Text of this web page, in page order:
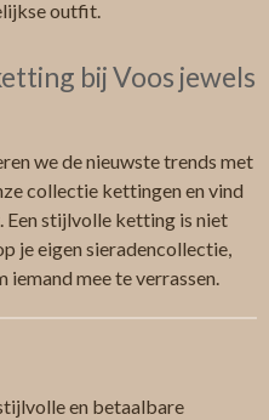
outfit.
bij Voos jewels
we de nieuwste trends met
collectie kettingen en vind
Een stijlvolle ketting is niet
je eigen sieradencollectie,
iemand mee te verrassen.
en betaalbare